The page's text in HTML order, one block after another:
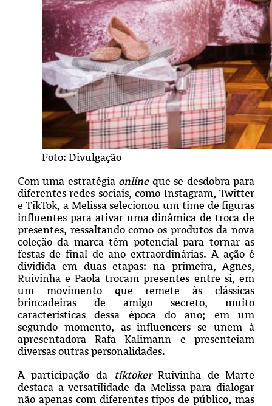
Foto: Divulgação
Com uma estratégia onlineque se desdobra para
diferentes redes sociais, como Instagram, Twitter
e TikTok, a Melissa selecionou um time de figuras
influentes para ativar uma dinâmica de troca de
presentes, ressaltando como os produtos da nova
coleção da marca têm potencial para tornar as
festas de final de ano extraordinárias. A ação é
dividida em duas etapas: na primeira, Agnes,
Ruivinha e Paola trocam presentes entre si, em
um movimento que remete às clássicas
brincadeiras de amigo secreto, muito
características dessa época do ano; em um
segundo momento, as influencers se unem à
apresentadora Rafa Kalimann e presenteiam
diversas outras personalidades.
A participação da
tiktokerRuivinha de Marte
destaca a versatilidade da Melissa para dialogar
não apenas com diferentes tipos de público, mas